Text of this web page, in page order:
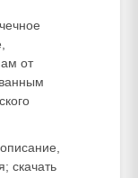
от
скачать